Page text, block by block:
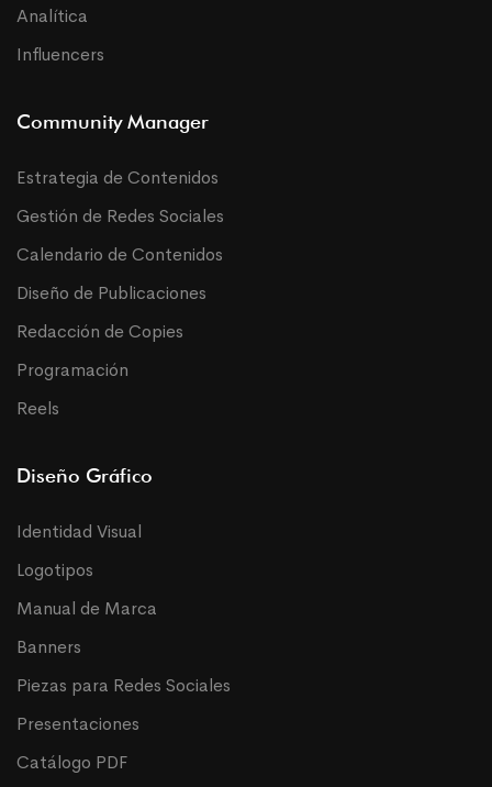
Analítica
Influencers
Community Manager
Estrategia de Contenidos
Gestión de Redes Sociales
Calendario de Contenidos
Diseño de Publicaciones
Redacción de Copies
Programación
Reels
Diseño Gráfico
Identidad Visual
Logotipos
Manual de Marca
Banners
Piezas para Redes Sociales
Presentaciones
Catálogo PDF